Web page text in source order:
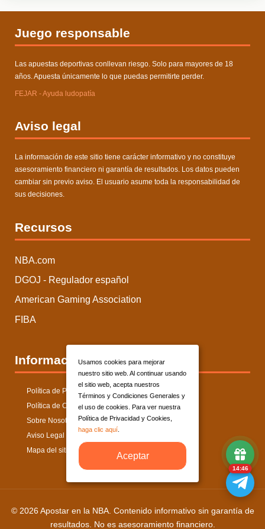
Juego responsable
Las apuestas deportivas conllevan riesgo. Solo para mayores de 18
años. Apuesta únicamente lo que puedas permitirte perder.
FEJAR - Ayuda ludopatía
Aviso legal
La información de este sitio tiene carácter informativo y no constituye
asesoramiento financiero ni garantía de resultados. Los datos pueden
cambiar sin previo aviso. El usuario asume toda la responsabilidad de
sus decisiones.
Recursos
NBA.com
DGOJ - Regulador español
American Gaming Association
FIBA
Información
Política de Privacidad
Política de Cookies
Sobre Nosotros
Aviso Legal
Mapa del sitio
© 2026 Apostar en la NBA. Contenido informativo sin garantía de
resultados. No es asesoramiento financiero.
Usamos cookies para mejorar
nuestro sitio web. Al continuar usando
el sitio web, acepta nuestros
Términos y Condiciones Generales y
el uso de cookies. Para ver nuestra
Política de Privacidad y Cookies,
haga clic aquí
Aceptar
14:46